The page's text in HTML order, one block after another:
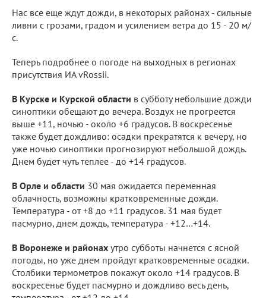
Нас все еще ждут дожди, в некоторых районах - сильные
ливни с грозами, градом и усилением ветра до 15 - 20 м/
с.
Теперь подробнее о погоде на выходных в регионах
присутствия ИА vRossii.
В Курске и Курской области в субботу небольшие дожди
синоптики обещают до вечера. Воздух не прогреется
выше +11, ночью - около +6 градусов. В воскресенье
также будет дождливо: осадки прекратятся к вечеру, но
уже ночью синоптики прогнозируют небольшой дождь.
Днем будет чуть теплее - до +14 градусов.
В Орле и области 30 мая ожидается переменная
облачность, возможны кратковременные дожди.
Температура - от +8 до +11 градусов. 31 мая будет
пасмурно, днем дождь, температура - +12…+14.
В Воронеже и районах утро субботы начнется с ясной
погоды, но уже днем пройдут кратковременные осадки.
Столбики термометров покажут около +14 градусов. В
воскресенье будет пасмурно и дождливо весь день,